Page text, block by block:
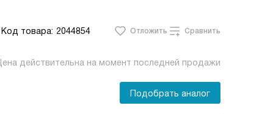
Код товара: 2044854 Отложить Сравнить
Цена действительна на момент последней продажи
Подобрать аналог